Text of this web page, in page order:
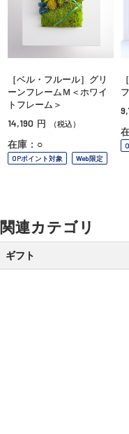
［ベル・フルール］グリ
ーンフレームＭ＜ホワイ
トフレーム＞
14,190 円 （税込）
在庫：○
OPポイント対象 Web限定
関連カテゴリ
ギフト